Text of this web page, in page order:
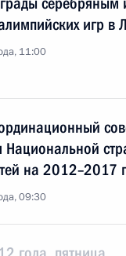
игр в
11:00
на 2012–2017
09:30